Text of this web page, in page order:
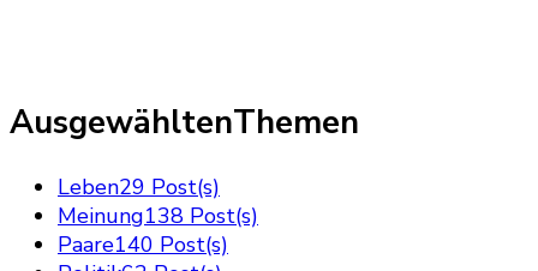
AusgewähltenThemen
Leben29 Post(s)
Meinung138 Post(s)
Paare140 Post(s)